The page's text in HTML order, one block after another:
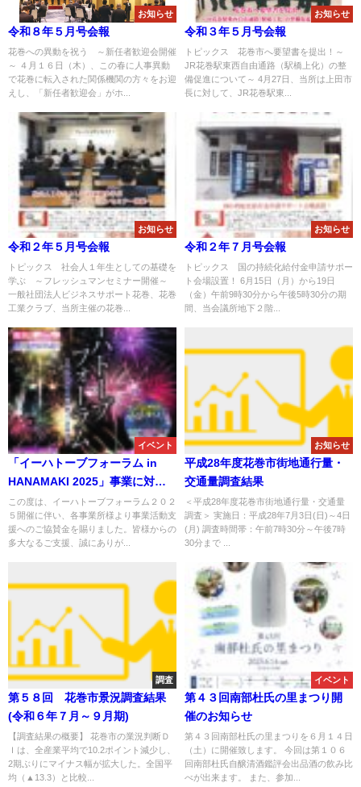
お知らせ
令和８年５月号会報
花巻への異動を祝う ～新任者歓迎会開催
～ ４月１６日（木）、この春に人事異動
で花巻に転入された関係機関の方々をお迎
えし、「新任者歓迎会」がホ...
お知らせ
令和３年５月号会報
トピックス 花巻市へ要望書を提出！～
JR花巻駅東西自由通路（駅橋上化）の整
備促進について～ 4月27日、当所は上田市
長に対して、JR花巻駅東...
お知らせ
令和２年５月号会報
トピックス 社会人１年生としての基礎を
学ぶ ～フレッシュマンセミナー開催～
一般社団法人ビジネスサポート花巻、花巻
工業クラブ、当所主催の花巻...
お知らせ
令和２年７月号会報
トピックス 国の持続化給付金申請サポー
ト会場設置！ 6月15日（月）から19日
（金）午前9時30分から午後5時30分の期
間、当会議所地下２階...
イベント
「イーハトーブフォーラム in
HANAMAKI 2025」事業に対す
るご協賛のお礼
この度は、イーハトーブフォーラム２０２
５開催に伴い、各事業所様より事業活動支
援へのご協賛金を賜りました。皆様からの
多大なるご支援、誠にありが...
お知らせ
平成28年度花巻市街地通行量・
交通量調査結果
＜平成28年度花巻市街地通行量・交通量
調査＞ 実施日：平成28年7月3日(日)～4日
(月) 調査時間帯：午前7時30分～午後7時
30分まで ...
調査
第５８回 花巻市景況調査結果
(令和６年７月～９月期)
【調査結果の概要】 花巻市の業況判断Ｄ
Ｉは、全産業平均で10.2ポイント減少し、
2期ぶりにマイナス幅が拡大した。全国平
均（▲13.3）と比較...
イベント
第４３回南部杜氏の里まつり開
催のお知らせ
第４３回南部杜氏の里まつりを６月１４日
（土）に開催致します。 今回は第１０６
回南部杜氏自醸清酒鑑評会出品酒の飲み比
べが出来ます。 また、参加...